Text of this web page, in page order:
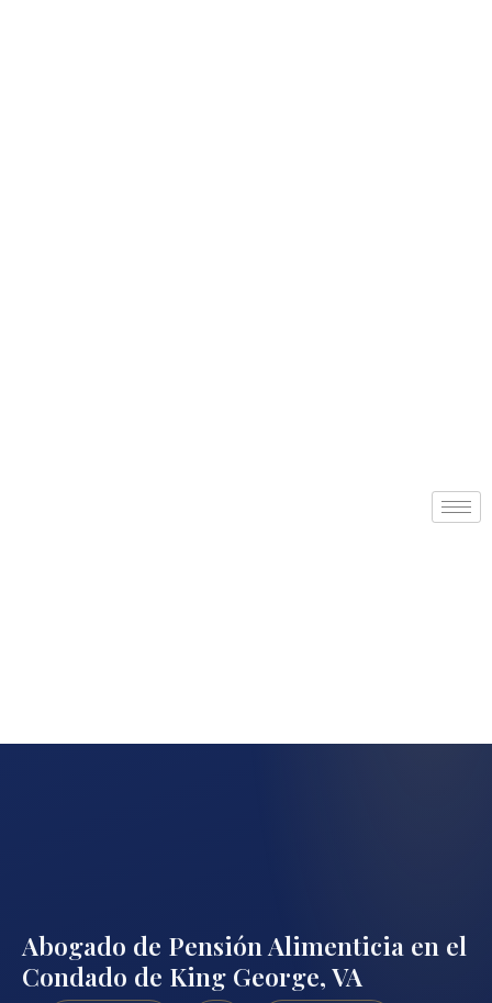
Abogado de Pensión Alimenticia en el
Condado de King George, VA